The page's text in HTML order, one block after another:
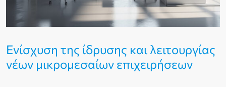
Ενίσχυση της ίδρυσης και λειτουργίας
νέων μικρομεσαίων επιχειρήσεων